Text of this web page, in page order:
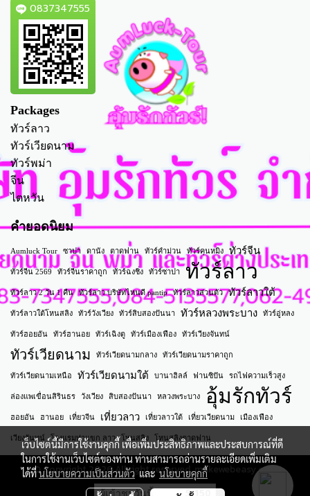
0837347555
Packages
ทัวร์ลาว
ทัวร์เวียดนาม
ทัวร์พม่า
จีน
ไตหวัน
คำยอดนิยม
Aumluck Tour ซาปา ดานัง ตาดฟาน ทัวร์คำม่วน ทัวร์คุนหมิง ทัวร์จีน
ทัวร์จีน 2569 ทัวร์จีนราคาถูก ทัวร์ฉงชิ่ง ทัวร์ซาปา ทัวร์ลาว
ทัวร์ลาว 2 วัน 1 คืน ทัวร์ลาว บริษัทไหนดี pantip ทัวร์ลาวส่วนตัว ทัวร์ลาวใต้
ทัวร์ลาวใต้โหนสลิง ทัวร์วังเวียง ทัวร์สิบสองปันนา ทัวร์หลวงพระบาง ทัวร์อู่หลง
ทัวร์ฮอยอัน ทัวร์ฮานอย ทัวร์เฉิงตู ทัวร์เมืองเฟือง ทัวร์เวียงจันทน์
ทัวร์เวียดนาม ทัวร์เวียดนามกลาง ทัวร์เวียดนามราคาถูก
ทัวร์เวียดนามเหนือ ทัวร์เวียดนามใต้ บานาฮิลล์ ฟานซิปัน รถไฟความเร็วสูง
ล่องแพเขื่อนสิรินธร วังเวียง สิบสองปันนา หลวงพระบาง อุ้มรักทัวร์
ฮอยอัน ฮานอย เที่ยวจีน เที่ยวลาว เที่ยวลาวใต้ เที่ยวเวียดนาม เมืองเฟือง
เวียงจันทน์ โรงแรมท่าแขก ลาว โหนสลิง โหนสลิงตาดฟาน
© Copyright 2026 All right reserved. makewebeasy.com
ผู้เข้าชมวันนี้ 5,150
เว็บไซต์นี้มีการใช้งานคุกกี้ เพื่อเพิ่มประสิทธิภาพและประสบการณ์ที่ดี
ในการใช้งานเว็บไซต์ของท่าน ท่านสามารถอ่านรายละเอียดเพิ่มเติม
ได้ที่นโยบายความเป็นส่วนตัว และ นโยบายคุกกี้